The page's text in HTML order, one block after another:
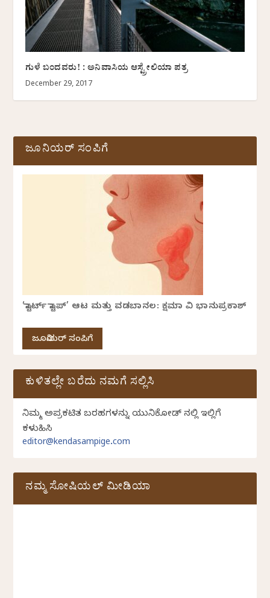
ಗುಳೆ ಬಂದವರು! : ಅನಿವಾಸಿಯ ಆಸ್ಟ್ರೇಲಿಯಾ ಪತ್ರ
December 29, 2017
ಜೂನಿಯರ್ ಸಂಪಿಗೆ
‘ಸ್ಟಾರ್ಟ್ ಸ್ಟಾಪ್’ ಆಟ ಮತ್ತು ವಡಬಾನಲ: ಕ್ಷಮಾ ವಿ ಭಾನುಪ್ರಕಾಶ್
ಜೂನಿಯರ್ ಸಂಪಿಗೆ
ಕುಳಿತಲ್ಲೇ ಬರೆದು ನಮಗೆ ಸಲ್ಲಿಸಿ
ನಿಮ್ಮ ಅಪ್ರಕಟಿತ ಬರಹಗಳನ್ನು ಯುನಿಕೋಡ್ ನಲ್ಲಿ ಇಲ್ಲಿಗೆ
ಕಳುಹಿಸಿ
editor@kendasampige.com
ನಮ್ಮ ಸೋಷಿಯಲ್‌ ಮೀಡಿಯಾ